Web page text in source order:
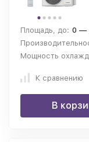
Площадь, до: 0 —
Мощность
К сравнению
В